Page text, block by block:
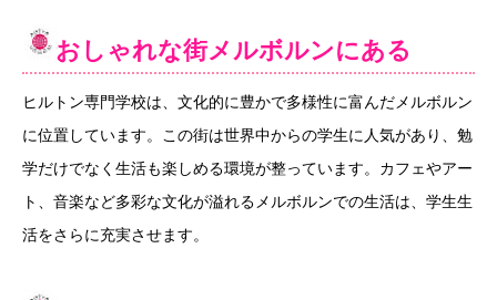
おしゃれな街メルボルンにある
ヒルトン専門学校は、文化的に豊かで多様性に富んだメルボルン
に位置しています。この街は世界中からの学生に人気があり、勉
学だけでなく生活も楽しめる環境が整っています。カフェやアー
ト、音楽など多彩な文化が溢れるメルボルンでの生活は、学生生
活をさらに充実させます。